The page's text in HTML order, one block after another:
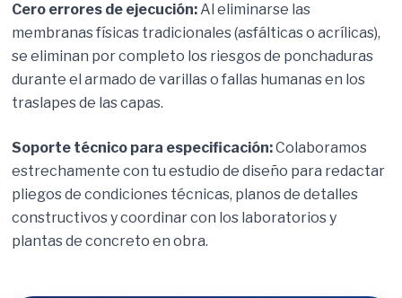
Cero errores de ejecución:Al eliminarse las
membranas físicas tradicionales (asfálticas o acrílicas),
se eliminan por completo los riesgos de ponchaduras
durante el armado de varillas o fallas humanas en los
traslapes de las capas.
Soporte técnico para especificación:Colaboramos
estrechamente con tu estudio de diseño para redactar
pliegos de condiciones técnicas, planos de detalles
constructivos y coordinar con los laboratorios y
plantas de concreto en obra.